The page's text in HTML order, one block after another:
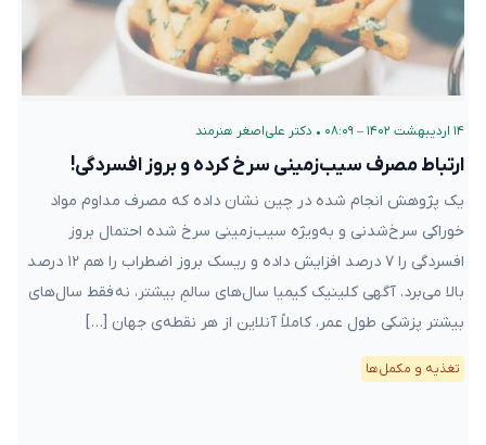
۱۴ اردیبهشت ۱۴۰۲ – ۰۸:۰۹ • دکتر علی‌اصغر هنرمند
ارتباط مصرف سیب‌زمینی سرخ کرده و بروز افسردگی!
یک پژوهش انجام شده در چین نشان داده که مصرف مداوم مواد
خوراکی سرخ‌شدنی و به‌ویژه سیب‌زمینی سرخ شده احتمال بروز
افسردگی را ۷ درصد افزایش داده و ریسک بروز اضطراب را هم ۱۲ درصد
بالا می‌برد. آگهی کلینیک کیمیا سال‌های سالمِ بیشتر، نه فقط سال‌های
بیشتر پزشکی طول عمر، کاملاً آنلاین از هر نقطه‌ی جهان […]
تغذیه و مکمل‌ها